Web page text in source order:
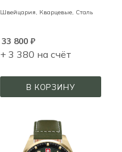
Швейцария, Кварцевые, Сталь
33 800₽
+ 3 380 на счёт
В КОРЗИНУ